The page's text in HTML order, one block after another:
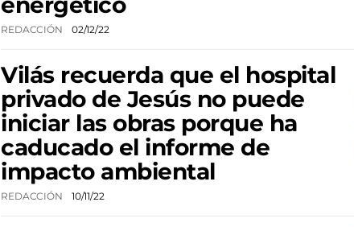
REDACCIÓN 02/12/22
Vilás recuerda que el hospital
privado de Jesús no puede
iniciar las obras porque ha
caducado el informe de
impacto ambiental
REDACCIÓN 10/11/22